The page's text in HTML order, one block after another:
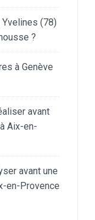
(78)
?
à Genève
avant
Aix-en-
avant une
en-Provence